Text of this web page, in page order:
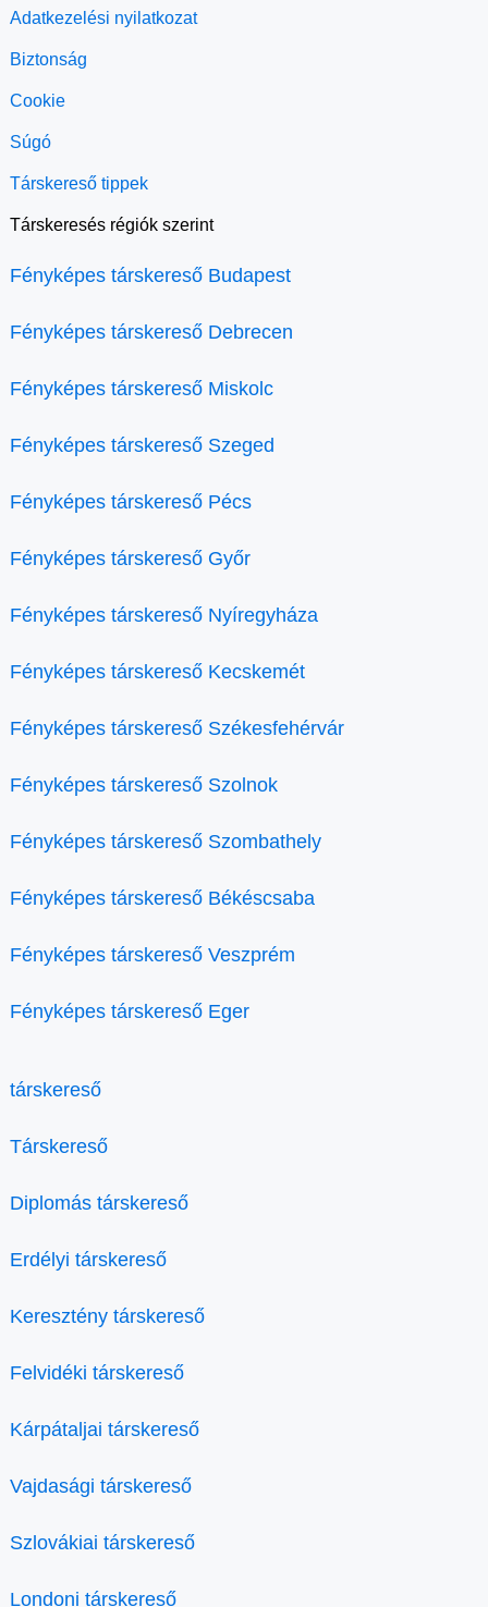
Adatkezelési nyilatkozat
Biztonság
Cookie
Súgó
Társkereső tippek
Társkeresés régiók szerint
Fényképes társkereső Budapest
Fényképes társkereső Debrecen
Fényképes társkereső Miskolc
Fényképes társkereső Szeged
Fényképes társkereső Pécs
Fényképes társkereső Győr
Fényképes társkereső Nyíregyháza
Fényképes társkereső Kecskemét
Fényképes társkereső Székesfehérvár
Fényképes társkereső Szolnok
Fényképes társkereső Szombathely
Fényképes társkereső Békéscsaba
Fényképes társkereső Veszprém
Fényképes társkereső Eger
társkereső
Társkereső
Diplomás társkereső
Erdélyi társkereső
Keresztény társkereső
Felvidéki társkereső
Kárpátaljai társkereső
Vajdasági társkereső
Szlovákiai társkereső
Londoni társkereső